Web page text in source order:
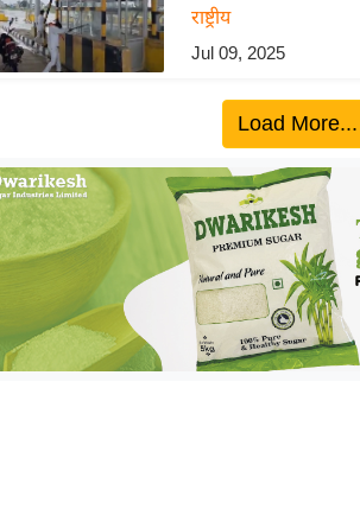
राष्ट्रीय
Jul 09, 2025
Load More...